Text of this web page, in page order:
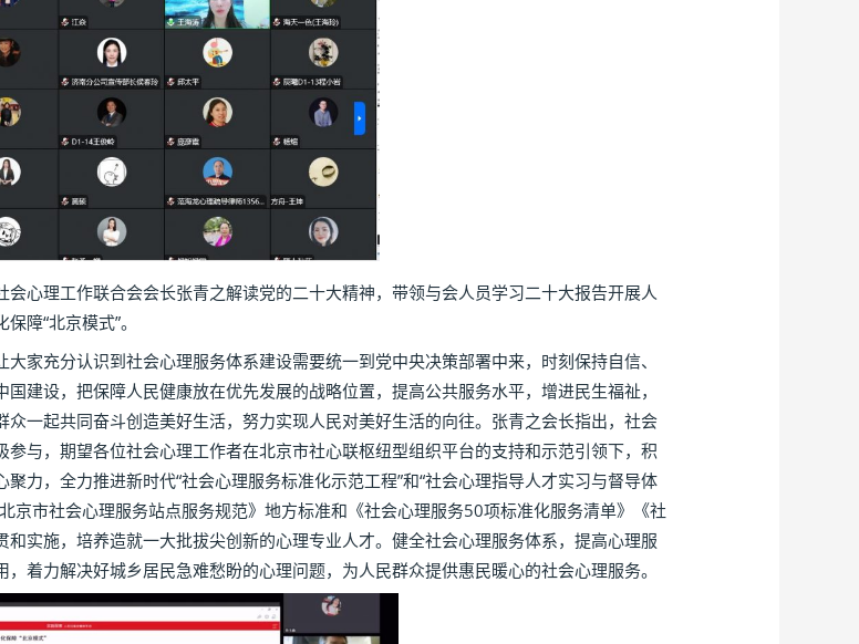
理工作联合会会长张青之解读党的二十大精神，带领与会人员学习二十大报告开展人
障“北京模式”。
充分认识到社会心理服务体系建设需要统一到党中央决策部署中来，时刻保持自信、
建设，把保障人民健康放在优先发展的战略位置，提高公共服务水平，增进民生福祉，
一起共同奋斗创造美好生活，努力实现人民对美好生活的向往。张青之会长指出，社会
与，期望各位社会心理工作者在北京市社心联枢纽型组织平台的支持和示范引领下，积
力，全力推进新时代“社会心理服务标准化示范工程”和“社会心理指导人才实习与督导体
京市社会心理服务站点服务规范》地方标准和《社会心理服务50项标准化服务清单》《社
实施，培养造就一大批拔尖创新的心理专业人才。健全社会心理服务体系，提高心理服
着力解决好城乡居民急难愁盼的心理问题，为人民群众提供惠民暖心的社会心理服务。